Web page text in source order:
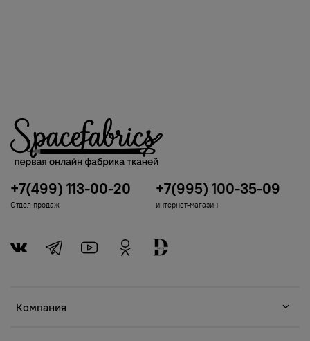
Компания
+7(499) 113-00-20
Отдел продаж
+7(995) 100-35-09
интернет-магазин